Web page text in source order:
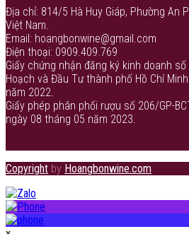
Địa chỉ: 814/5 Hà Huy Giáp, Phường An
Việt Nam.
Email: hoangbonwine@gmail.com
Điện thoại: 0909.409.769
Giấy chứng nhận đăng ký kinh doanh
Hoạch và Đầu Tư thành phố Hồ Chí
năm 2022.
Giấy phép phân phối rượu số 206/GP-
ngày 08 tháng 05 năm 2023.
Copyright by Hoangbonwine.com